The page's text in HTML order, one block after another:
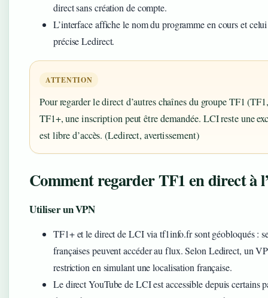
direct sans création de compte.
L’interface affiche le nom du programme en cours et
précise Ledirect.
ATTENTION
Pour regarder le direct d’autres chaînes du groupe TF1
TF1+, une inscription peut être demandée. LCI reste une
est libre d’accès. (Ledirect, avertissement)
Comment regarder TF1 en direct à
Utiliser un VPN
TF1+ et le direct de LCI via tf1info.fr sont géobloqués :
françaises peuvent accéder au flux. Selon Ledirect, un
restriction en simulant une localisation française.
Le direct YouTube de LCI est accessible depuis certains